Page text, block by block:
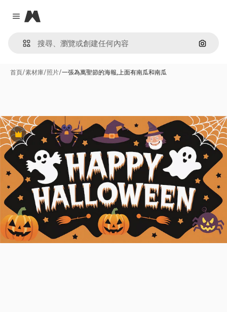
Close menu
Magnific
通過圖
首頁/素材庫/照片/一張為萬聖節的海報,上面有南瓜和南瓜
Premium